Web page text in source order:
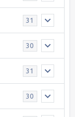
31
30
31
30